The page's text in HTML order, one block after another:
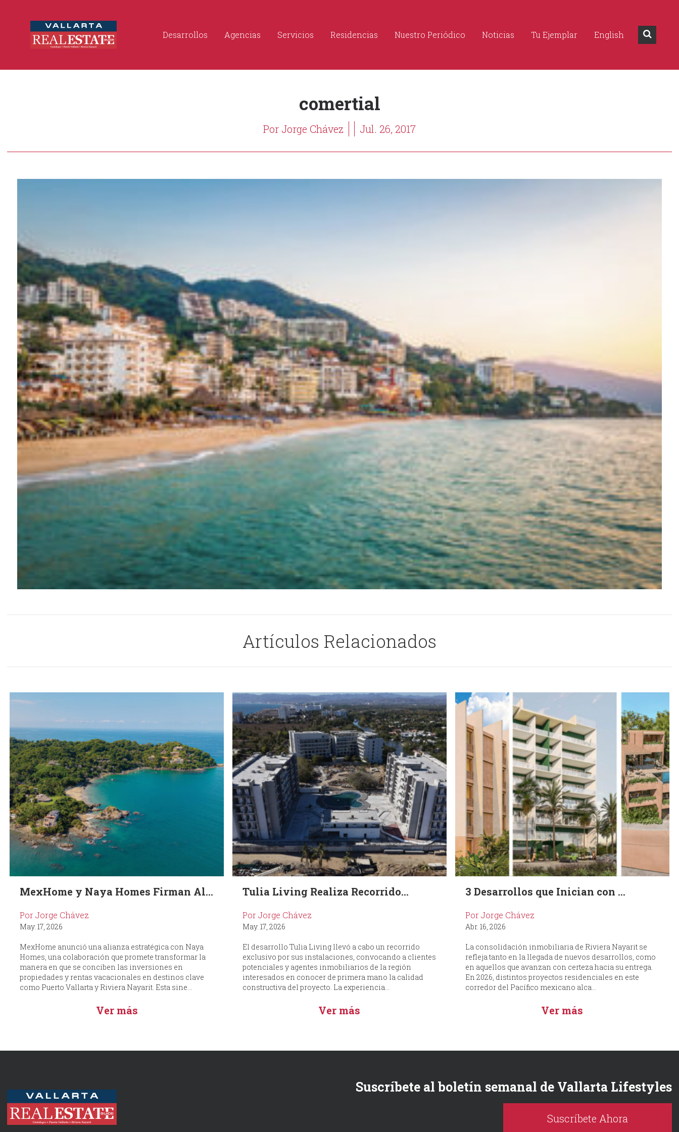
Desarrollos Agencias Servicios Residencias Nuestro Periódico Noticias Tu Ejemplar English
comertial
Por Jorge Chávez Jul. 26, 2017
Artículos Relacionados
MexHome y Naya Homes Firman Al...
Por Jorge Chávez
May. 17, 2026
MexHome anunció una alianza estratégica con Naya
Homes, una colaboración que promete transformar la
manera en que se conciben las inversiones en
propiedades y rentas vacacionales en destinos clave
como Puerto Vallarta y Riviera Nayarit. Esta sine...
Ver más
Tulia Living Realiza Recorrido...
Por Jorge Chávez
May. 17, 2026
El desarrollo Tulia Living llevó a cabo un recorrido
exclusivo por sus instalaciones, convocando a clientes
potenciales y agentes inmobiliarios de la región
interesados en conocer de primera mano la calidad
constructiva del proyecto. La experiencia...
Ver más
3 Desarrollos que Inician con ...
Por Jorge Chávez
Abr. 16, 2026
La consolidación inmobiliaria de Riviera Nayarit se
refleja tanto en la llegada de nuevos desarrollos, como
en aquellos que avanzan con certeza hacia su entrega.
En 2026, distintos proyectos residenciales en este
corredor del Pacífico mexicano alca...
Ver más
Suscríbete al boletín semanal de Vallarta Lifestyles
Suscríbete Ahora